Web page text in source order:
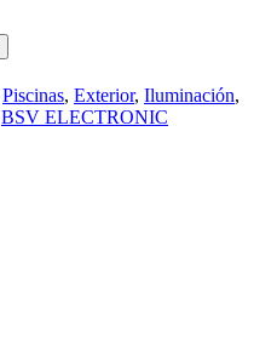
Piscinas, Exterior, Iluminación,
BSV ELECTRONIC